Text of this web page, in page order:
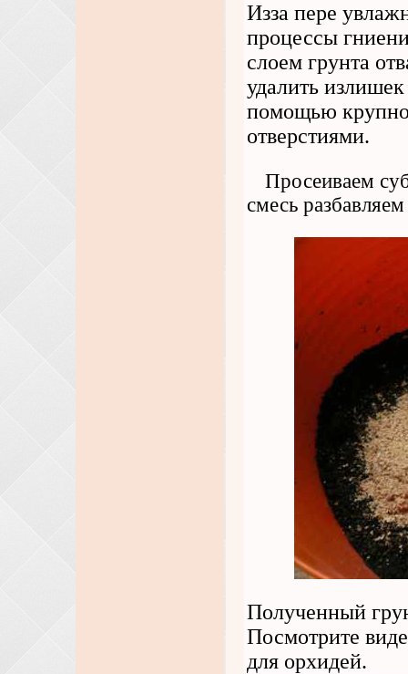
Изза пере
процессы
слоем грунта
удалить
помощью
отверстиями.
Просеиваем
смесь
Полученный
Посмотрите
для орхидей.